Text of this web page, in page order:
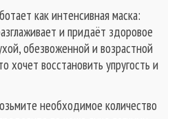
как интенсивная маска:
и придаёт здоровое
обезвоженной и возрастной
хочет восстановить упругость и
необходимое количество